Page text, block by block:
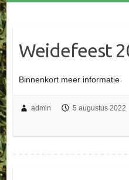
Weidefeest
Binnenkort meer informatie
admin 5 augustus 2022